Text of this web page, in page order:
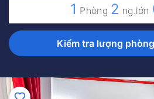
1 Phòng 2 ng.lớn
Kiểm tra lượng